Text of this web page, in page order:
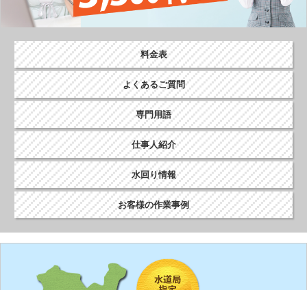
料金表
よくあるご質問
専門用語
仕事人紹介
水回り情報
お客様の作業事例